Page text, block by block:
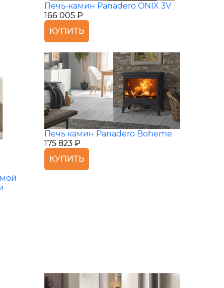
Печь-камин Panadero ONIX 3V
166 005 ₽
КУПИТЬ
Печь камин Panadero Boheme
175 823 ₽
КУПИТЬ